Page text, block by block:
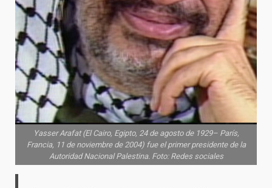
Yasser Arafat (El Cairo, Egipto, 24 de agosto de 1929– París,
Francia, 11 de noviembre de 2004) fue el primer presidente de la
Autoridad Nacional Palestina. Foto: Redes sociales